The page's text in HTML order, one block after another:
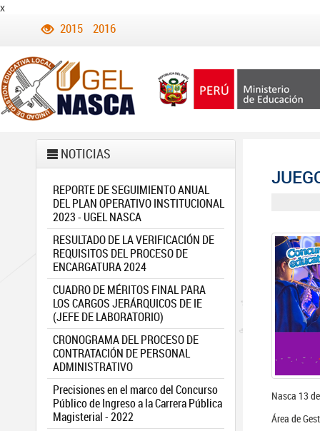
x
2015 2016
NOTICIAS
REPORTE DE SEGUIMIENTO ANUAL
DEL PLAN OPERATIVO INSTITUCIONAL
2023 - UGEL NASCA
RESULTADO DE LA VERIFICACIÓN DE
REQUISITOS DEL PROCESO DE
ENCARGATURA 2024
CUADRO DE MÉRITOS FINAL PARA
LOS CARGOS JERÁRQUICOS DE IE
(JEFE DE LABORATORIO)
CRONOGRAMA DEL PROCESO DE
CONTRATACIÓN DE PERSONAL
ADMINISTRATIVO
Precisiones en el marco del Concurso
Público de Ingreso a la Carrera Pública
Magisterial - 2022
Nasca 13
Área de